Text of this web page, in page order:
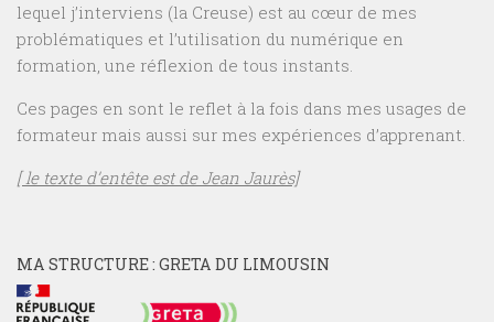
lequel j’interviens (la Creuse) est au cœur de mes
problématiques et l’utilisation du numérique en
formation, une réflexion de tous instants.
Ces pages en sont le reflet à la fois dans mes usages de
formateur mais aussi sur mes expériences d’apprenant.
[ le texte d’entête est de Jean Jaurès]
MA STRUCTURE : GRETA DU LIMOUSIN